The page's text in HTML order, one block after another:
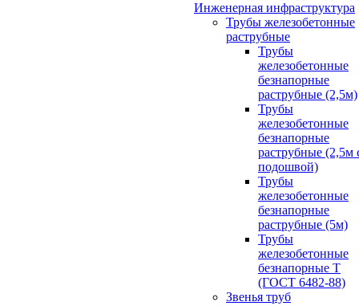
Инженерная инфраструктура
Трубы железобетонные
раструбные
Трубы
железобетонные
безнапорные
раструбные (2,5м)
Трубы
железобетонные
безнапорные
раструбные (2,5м
подошвой)
Трубы
железобетонные
безнапорные
раструбные (5м)
Трубы
железобетонные
безнапорные Т
(ГОСТ 6482-88)
Звенья труб